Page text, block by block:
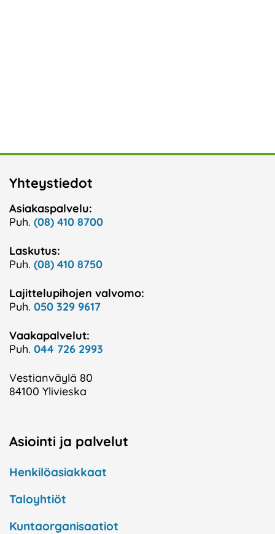
Yhteystiedot
Asiakaspalvelu:
Puh. (08) 410 8700
Laskutus:
Puh. (08) 410 8750
Lajittelupihojen valvomo:
Puh. 050 329 9617
Vaakapalvelut:
Puh. 044 726 2993
Vestianväylä 80
84100 Ylivieska
Asiointi ja palvelut
Henkilöasiakkaat
Taloyhtiöt
Kuntaorganisaatiot